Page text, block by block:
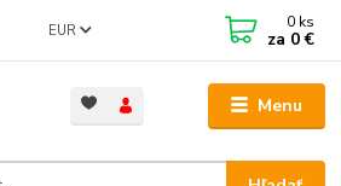
Menu
EUR 0 ks
za 0 €